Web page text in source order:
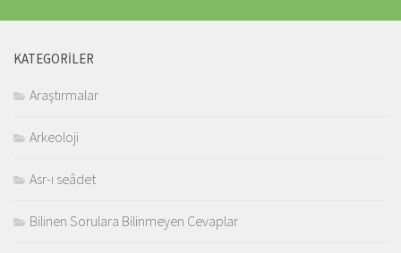
KATEGORILER
Araştırmalar
Arkeoloji
Asr-ı seâdet
Bilinen Sorulara Bilinmeyen Cevaplar